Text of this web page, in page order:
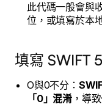
此代碼一般會與
位，或填寫於本
填寫 SWIFT
O與0不分：
「0」混淆 ，導